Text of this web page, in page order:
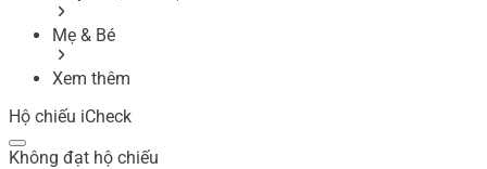
Mẹ & Bé
Xem thêm
Hộ chiếu iCheck
Không đạt hộ chiếu